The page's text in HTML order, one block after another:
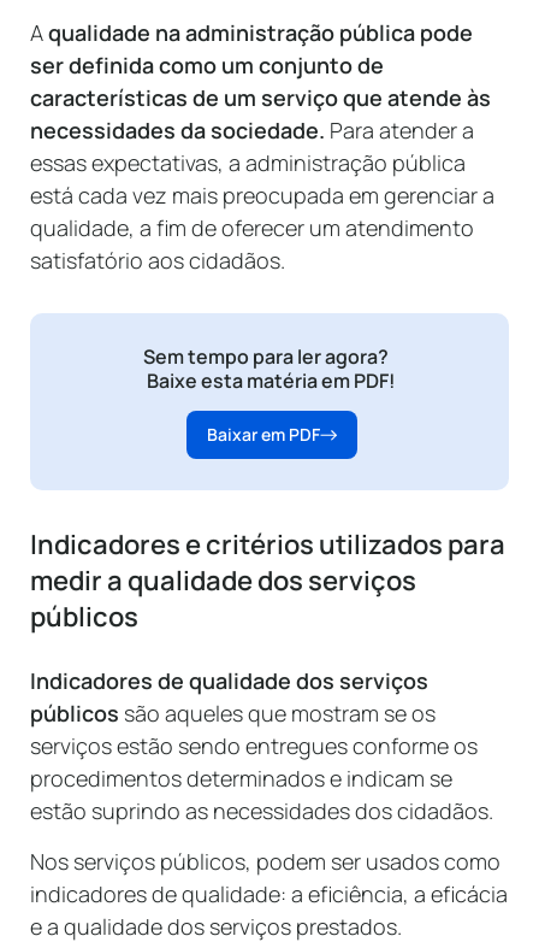
Aqualidade na administração pública pode
ser definida como um conjunto de
características de um serviço que atende às
necessidades da sociedade. Para atender a
essas expectativas, a administração pública
está cada vez mais preocupada em gerenciar a
qualidade, a fim de oferecer um atendimento
satisfatório aos cidadãos.
Sem tempo para ler agora?
Baixe esta matéria em PDF!
Baixar em PDF
Indicadores e critérios utilizados para
medir a qualidade dos serviços
públicos
Indicadores de qualidade dos serviços
públicos são aqueles que mostram se os
serviços estão sendo entregues conforme os
procedimentos determinados e indicam se
estão suprindo as necessidades dos cidadãos.
Nos serviços públicos, podem ser usados como
indicadores de qualidade: a eficiência, a eficácia
e a qualidade dos serviços prestados.